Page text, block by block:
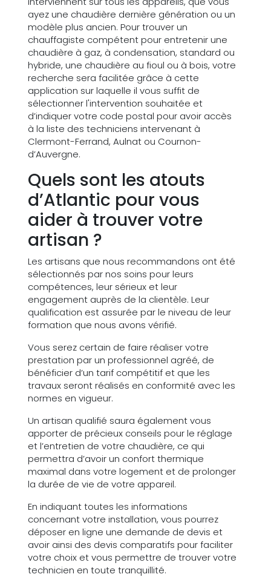
ayez une chaudière dernière génération ou un
modèle plus ancien. Pour trouver un
chauffagiste compétent pour entretenir une
chaudière à gaz, à condensation, standard ou
hybride, une chaudière au fioul ou à bois, votre
recherche sera facilitée grâce à cette
application sur laquelle il vous suffit de
sélectionner l'intervention souhaitée et
d’indiquer votre code postal pour avoir accès
à la liste des techniciens intervenant à
Clermont-Ferrand, Aulnat ou Cournon-
d’Auvergne.
Quels sont les atouts
d’Atlantic pour vous
aider à trouver votre
artisan ?
Les artisans que nous recommandons ont été
sélectionnés par nos soins pour leurs
compétences, leur sérieux et leur
engagement auprès de la clientèle. Leur
qualification est assurée par le niveau de leur
formation que nous avons vérifié.
Vous serez certain de faire réaliser votre
prestation par un professionnel agréé, de
bénéficier d’un tarif compétitif et que les
travaux seront réalisés en conformité avec les
normes en vigueur.
Un artisan qualifié saura également vous
apporter de précieux conseils pour le réglage
et l’entretien de votre chaudière, ce qui
permettra d’avoir un confort thermique
maximal dans votre logement et de prolonger
la durée de vie de votre appareil.
En indiquant toutes les informations
concernant votre installation, vous pourrez
déposer en ligne une demande de devis et
avoir ainsi des devis comparatifs pour faciliter
votre choix et vous permettre de trouver votre
technicien en toute tranquillité.